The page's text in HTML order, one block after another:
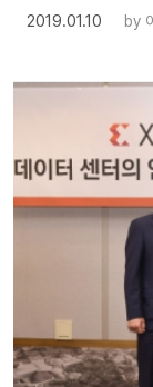
2019.01.10
by